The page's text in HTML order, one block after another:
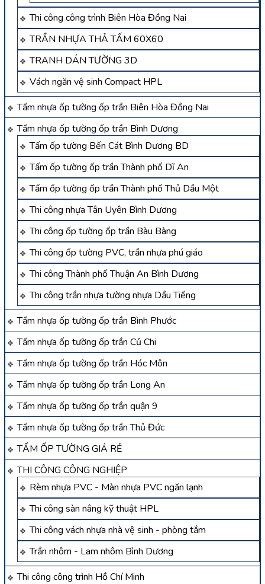
Thi công công trình Biên Hòa Đồng Nai
TRẦN NHỰA THẢ TẤM 60X60
TRANH DÁN TƯỜNG 3D
Vách ngăn vệ sinh Compact HPL
Tấm nhựa ốp tường ốp trần Biên Hòa Đồng Nai
Tấm nhựa ốp tường ốp trần Bình Dương
Tấm ốp tường Bến Cát Bình Dương BD
Tấm ốp tường ốp trần Thành phố Dĩ An
Tấm ốp tường ốp trần Thành phố Thủ Dầu Một
Thi công nhựa Tân Uyên Bình Dương
Thi công ốp tường ốp trần Bàu Bàng
Thi công ốp tường PVC, trần nhựa phú giáo
Thi công Thành phố Thuận An Bình Dương
Thi công trần nhựa tường nhựa Dầu Tiếng
Tấm nhựa ốp tường ốp trần Bình Phước
Tấm nhựa ốp tường ốp trần Củ Chi
Tấm nhựa ốp tường ốp trần Hóc Môn
Tấm nhựa ốp tường ốp trần Long An
Tấm nhựa ốp tường ốp trần quận 9
Tấm nhựa ốp tường ốp trần Thủ Đức
TẤM ỐP TƯỜNG GIÁ RẺ
THI CÔNG CÔNG NGHIỆP
Rèm nhựa PVC - Màn nhựa PVC ngăn lạnh
Thi công sàn nâng kỹ thuật HPL
Thi công vách nhựa nhà vệ sinh - phòng tắm
Trần nhôm - Lam nhôm Bình Dương
Thi công công trình Hồ Chí Minh